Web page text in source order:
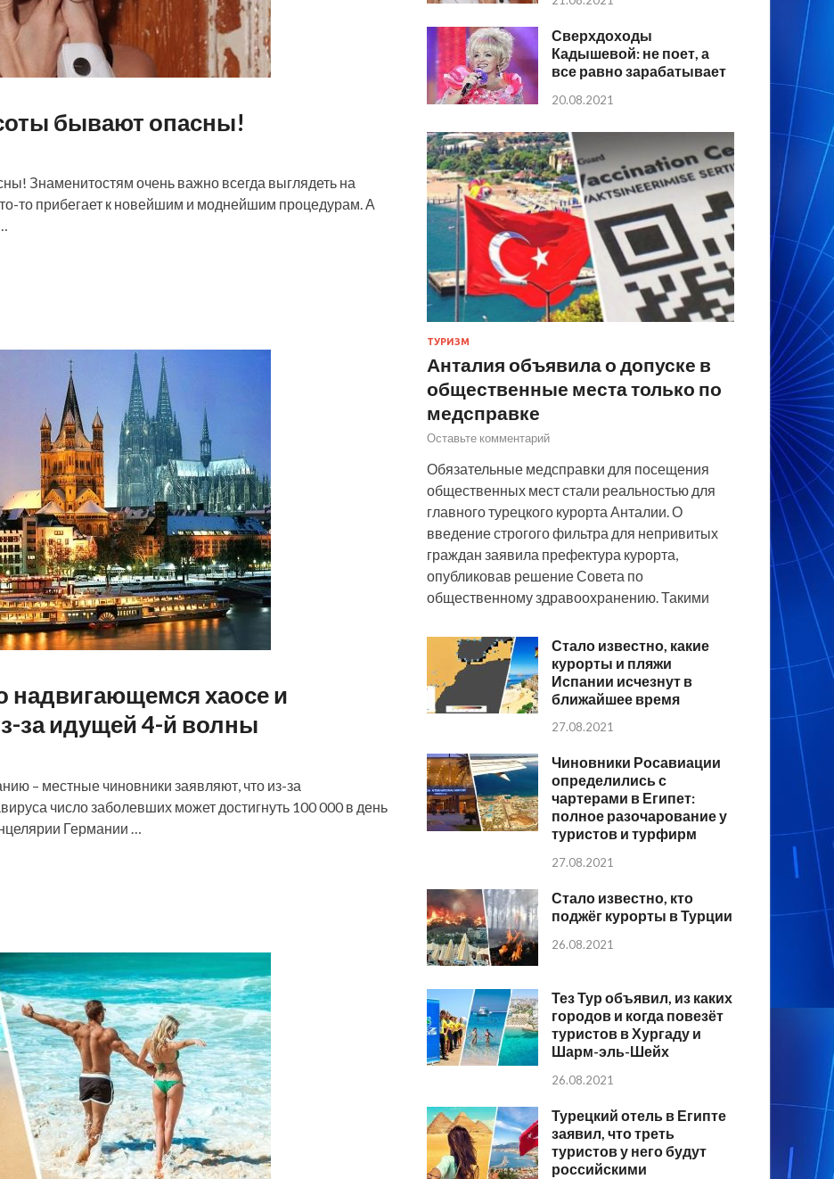
бывают опасны!
Знаменитостям очень важно всегда выглядеть на
то прибегает к новейшим и моднейшим процедурам. А
надвигающемся хаосе и
за идущей 4-й волны
– местные чиновники заявляют, что из-за
число заболевших может достигнуть 100 000 в день
Германии …
Сверхдоходы
Кадышевой: не поет, а
все равно зарабатывает
20.08.2021
ТУРИЗМ
Анталия объявила о допуске в
общественные места только по
медсправке
Оставьте комментарий
Обязательные медсправки для посещения
общественных мест стали реальностью для
главного турецкого курорта Анталии. О
введение строгого фильтра для непривитых
граждан заявила префектура курорта,
опубликовав решение Совета по
общественному здравоохранению. Такими
Стало известно, какие
курорты и пляжи
Испании исчезнут в
ближайшее время
27.08.2021
Чиновники Росавиации
определились с
чартерами в Египет:
полное разочарование у
туристов и турфирм
27.08.2021
Стало известно, кто
поджёг курорты в Турции
26.08.2021
Тез Тур объявил, из каких
городов и когда повезёт
туристов в Хургаду и
Шарм-эль-Шейх
26.08.2021
Турецкий отель в Египте
заявил, что треть
туристов у него будут
российскими